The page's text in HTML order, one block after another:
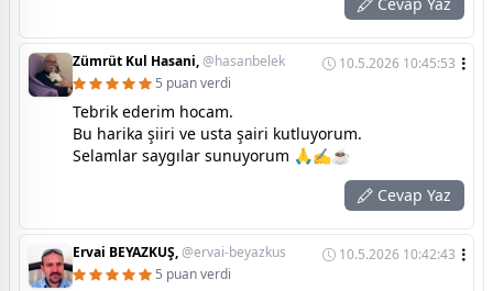
Zümrüt Kul Hasani,@hasanbelek
10.5.2026 10:45:53
5 puan verdi
Tebrik ederim hocam.
Bu harika şiiri ve usta şairi kutluyorum.
Selamlar saygılar sunuyorum 🙏✍️☕
Cevap Yaz
Ervai BEYAZKUŞ,@ervai-beyazkus
10.5.2026 10:42:43
5 puan verdi